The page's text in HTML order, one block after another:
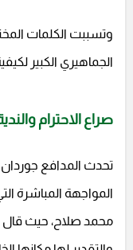
وتسببت الكلمات
الجماهيري الكبير
صراع الاحترام
تحدث المدافع
المواجهة المباشرة
محمد صلاح، حيث قال